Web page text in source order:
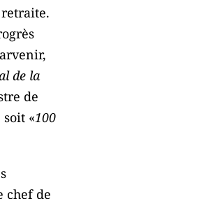
de la
de
«100
chef de